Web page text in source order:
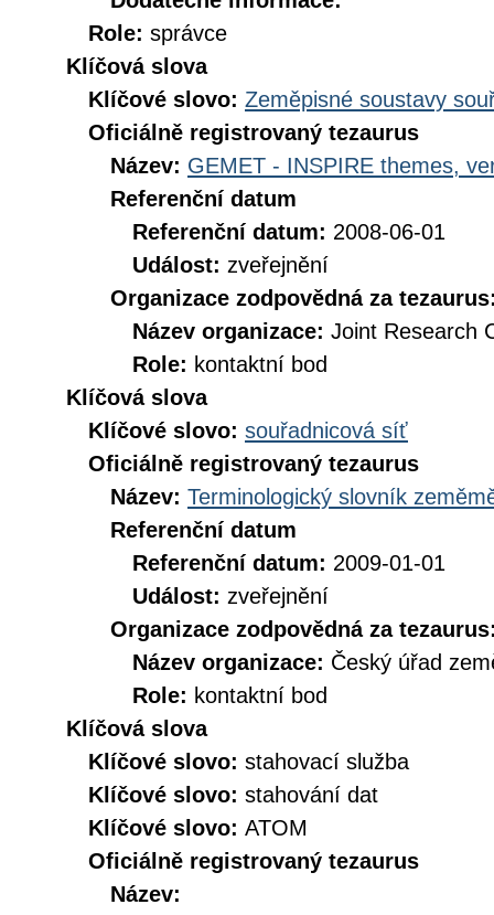
Role: správce
Klíčová slova
Klíčové slovo: Zeměpisné soustavy
Oficiálně registrovaný tezaurus
Název: GEMET - INSPIRE themes,
Referenční datum
Referenční datum: 2008-06-01
Událost: zveřejnění
Organizace zodpovědná za
Název organizace: Joint Research
Role: kontaktní bod
Klíčová slova
Klíčové slovo: souřadnicová síť
Oficiálně registrovaný tezaurus
Název: Terminologický slovník
Referenční datum
Referenční datum: 2009-01-01
Událost: zveřejnění
Organizace zodpovědná za
Název organizace: Český úřad
Role: kontaktní bod
Klíčová slova
Klíčové slovo: stahovací služba
Klíčové slovo: stahování dat
Klíčové slovo: ATOM
Oficiálně registrovaný tezaurus
Název: